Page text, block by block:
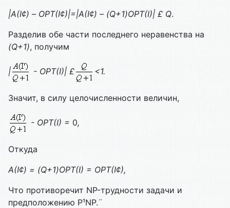
|А(I¢) – OPT(I¢)|=|А(I¢) – (Q+1)OPT(I)| £ Q.
Разделив обе части последнего неравенства на
(Q+1), получим
| - OPT(I)| £ <1.
Значит, в силу целочисленности величин,
- OPT(I) = 0,
Откуда
А(I¢) = (Q+1)OPT(I) = OPT(I¢),
Что противоречит NP-трудности задачи и
предположению P¹NP.¨